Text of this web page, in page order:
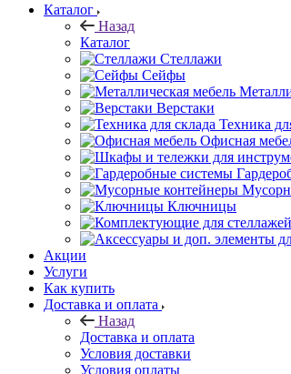
Каталог
Назад
Каталог
Стеллажи
Сейфы
Верстаки
Техника
Офисная
Ключницы
Акции
Услуги
Как купить
Доставка и оплата
Назад
Доставка и оплата
Условия доставки
Условия оплаты